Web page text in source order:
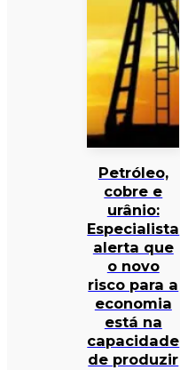
Petróleo,
cobre e
urânio:
Especialista
alerta que
o novo
risco para a
economia
está na
capacidade
de produzir